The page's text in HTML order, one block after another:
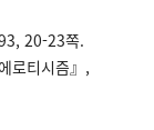
20-23쪽.
로티시즘』,